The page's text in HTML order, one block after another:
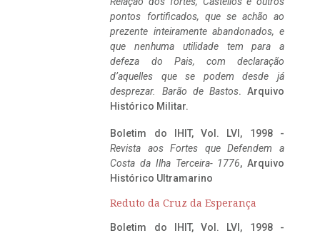
pontos fortificados, que se achão ao
prezente inteiramente abandonados, e
que nenhuma utilidade tem para a
defeza do Pais, com declaração
d’aquelles que se podem desde já
desprezar. Barão de Bastos. Arquivo
Histórico Militar.
Boletim do IHIT, Vol. LVI, 1998 -
Revista aos Fortes que Defendem a
Costa da Ilha Terceira- 1776, Arquivo
Histórico Ultramarino
Reduto da Cruz da Esperança
Boletim do IHIT, Vol. LVI, 1998 -